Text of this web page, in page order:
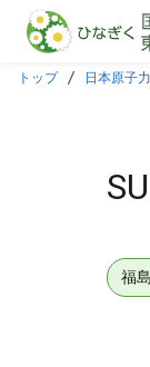
本文に飛ぶ
トップ 日本原子
福